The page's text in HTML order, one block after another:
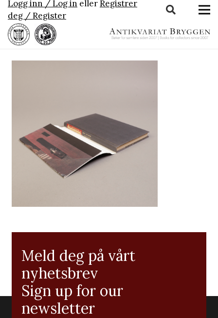
Logg inn / Log in ellerRegistrer
deg / Register
Meld deg på vårt
nyhetsbrev
Sign up for our
newsletter